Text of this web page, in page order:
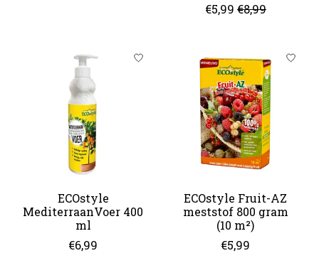
€5,99 €8,99
ECOstyle
MediterraanVoer 400
ml
€6,99
ECOstyle Fruit-AZ
meststof 800 gram
(10 m²)
€5,99